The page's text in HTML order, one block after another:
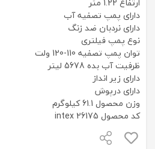
دارای پمپ تصفیه آب
دارای نردبان ضد زنگ
نوع پمپ فیلتری
توان پمپ تصفیه 110-120 ولت
ظرفیت آب بده 5678 لیتر
دارای زیر انداز
دارای درپوش
وزن محصول 61.1 کیلوگرم
کد محصول intex 26175